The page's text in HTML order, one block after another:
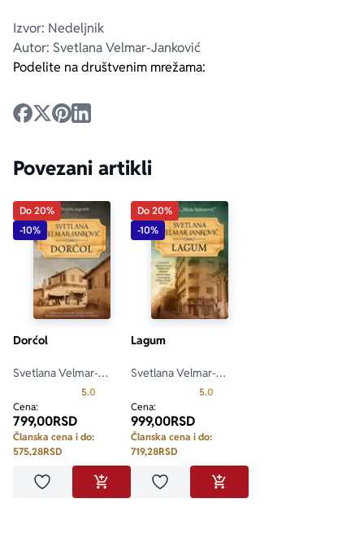
Izvor: Nedeljnik
Autor: Svetlana Velmar-Janković
Podelite na društvenim mrežama:
Povezani artikli
Do 20%
-10%
Dorćol
Svetlana Velmar-
5.0 Prosecna ocena je 5.0 od 5
Cena:
799,00RSD
Članska cena i do:
575,28RSD
Dodaj u omiljeneDODAJ U KORPU
Do 20%
-10%
Lagum
Svetlana Velmar-
5.0
Cena:
999,00RSD
Članska cena i do:
719,28RSD
Dodaj u omiljeneDODAJ U KORPU